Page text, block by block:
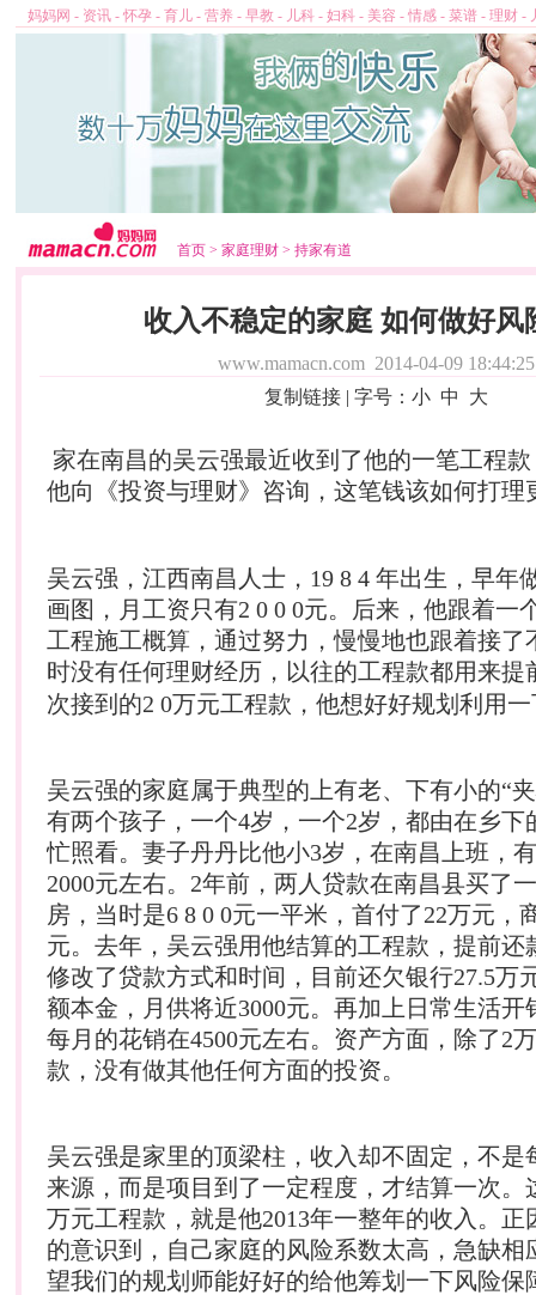
妈妈网 - 资讯 - 怀孕 - 育儿 - 营养 - 早教 - 儿科 - 妇科 - 美容 - 情感 - 菜谱 - 理财 -
首页 > 家庭理财 > 持家有道
收入不稳定的家庭 如何做好风
www.mamacn.com 2014-04-09 18:44:25
复制链接 | 字号： 小 中 大
家在南昌的吴云强最近收到了他的一笔工程
他向《投资与理财》咨询，这笔钱该如何打理
吴云强，江西南昌人士，19 8 4 年出生，早年
画图，月工资只有2 0 0 0元。后来，他跟着一
工程施工概算，通过努力，慢慢地也跟着接了
时没有任何理财经历，以往的工程款都用来提
次接到的2 0万元工程款，他想好好规划利用
吴云强的家庭属于典型的上有老、下有小的“
有两个孩子，一个4岁，一个2岁，都由在乡下
忙照看。妻子丹丹比他小3岁，在南昌上班，
2000元左右。2年前，两人贷款在南昌县买了
房，当时是6 8 0 0元一平米，首付了22万元，
元。去年，吴云强用他结算的工程款，提前还
修改了贷款方式和时间，目前还欠银行27.5万
额本金，月供将近3000元。再加上日常生活开
每月的花销在4500元左右。资产方面，除了2
款，没有做其他任何方面的投资。
吴云强是家里的顶梁柱，收入却不固定，不是
来源，而是项目到了一定程度，才结算一次。
万元工程款，就是他2013年一整年的收入。正
的意识到，自己家庭的风险系数太高，急缺相
望我们的规划师能好好的给他筹划一下风险保